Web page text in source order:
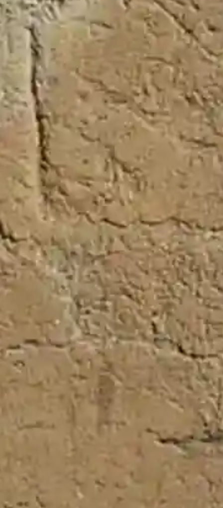
Casa de Uceda
Fuentelahiguera de Albatages
Valdenuño Fernández
Villaseca de Uceda
Viñuelas
Últimas Noticias
Guadalajara
Previsión meteorológica para este domingo en C-
LM: posibles tormentas localmente fuerte en el sur y
sureste de Albacete
Velázquez abre vías para intercambios de
estudiantes con la la Canaday Center University of
Ingenieros técnicos forestales advierten del riesgo
de incendios durante la semana del eclipse solar
Toledo refuerza los lazos educativos y culturales con
la Canaday Center University of Toledo (Ohio) y abre
nuevas vías de colaboración para los intercambios
de estudiantes
'Los vigilantes del cosmos', el reportaje sobre el
eclipse solar visto desde el espacio aéreo ya está en
CMMPlay
Más de un centenar de profesionales educativos de
C-LM han participado en programas destinados al
alumnado con TEA
Castilla la Mancha
De berenjenas a un retrato: los curiosos regalos que
los castellanomanchegos han hecho a los reyes
Castilla-La Mancha LEADER femenina
Toledo quiere que la Vuelta a España pase por la
ciudad en 2028 por el centenario del nacimiento de
Fallece un hombre de 48 años tras caer de una
bicicleta en un pueblo de Ciudad Real
Comunidades de Regantes del Alto Guadiana unen
su voz contra la planificación hidrológica actual